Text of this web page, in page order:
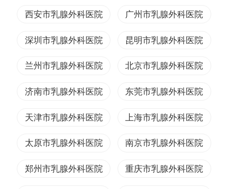
西安市乳腺外科医院 广州市乳腺外科医院
深圳市乳腺外科医院 昆明市乳腺外科医院
兰州市乳腺外科医院 北京市乳腺外科医院
济南市乳腺外科医院 东莞市乳腺外科医院
天津市乳腺外科医院 上海市乳腺外科医院
太原市乳腺外科医院 南京市乳腺外科医院
郑州市乳腺外科医院 重庆市乳腺外科医院